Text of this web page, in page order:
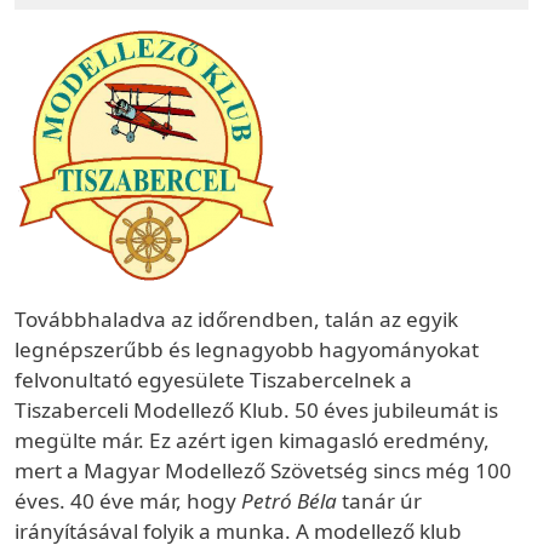
Továbbhaladva az időrendben, talán az egyik
legnépszerűbb és legnagyobb hagyományokat
felvonultató egyesülete Tiszabercelnek a
Tiszaberceli Modellező Klub. 50 éves jubileumát is
megülte már. Ez azért igen kimagasló eredmény,
mert a Magyar Modellező Szövetség sincs még 100
éves. 40 éve már, hogyPetró Bélatanár úr
irányításával folyik a munka. A modellező klub